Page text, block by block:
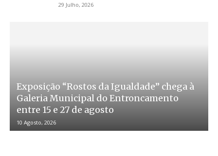
29 Julho, 2026
Exposição “Rostos da Igualdade” chega à
Galeria Municipal do Entroncamento
entre 15 e 27 de agosto
10 Agosto, 2026